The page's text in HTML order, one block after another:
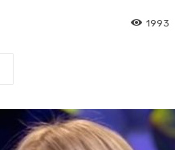
1993